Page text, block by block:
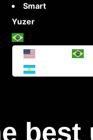
Smart
Yuzer
best